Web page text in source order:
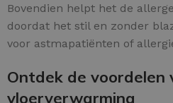
Bovendien helpt het de
doordat het stil en zonder
voor astmapatiënten of
Ontdek de voordelen
vloerverwarming